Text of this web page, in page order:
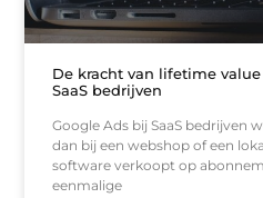
De kracht van lifetime
SaaS bedrijven
Google Ads bij SaaS bedrijven
dan bij een webshop of een
software verkoopt op
eenmalige